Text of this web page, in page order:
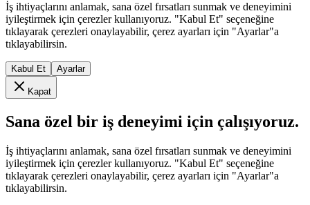
İş ihtiyaçlarını anlamak, sana özel fırsatları sunmak ve deneyimini
iyileştirmek için çerezler kullanıyoruz. "Kabul Et" seçeneğine
tıklayarak çerezleri onaylayabilir, çerez ayarları için "Ayarlar"a
tıklayabilirsin.
Kabul Et Ayarlar
Kapat
Sana özel bir iş deneyimi için çalışıyoruz.
İş ihtiyaçlarını anlamak, sana özel fırsatları sunmak ve deneyimini
iyileştirmek için çerezler kullanıyoruz. "Kabul Et" seçeneğine
tıklayarak çerezleri onaylayabilir, çerez ayarları için "Ayarlar"a
tıklayabilirsin.